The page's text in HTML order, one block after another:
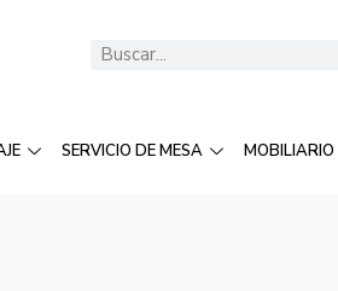
SERVICIO DE MESA MOBILIARIO